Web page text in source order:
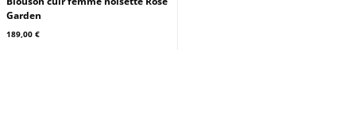
Garden
189,00 €